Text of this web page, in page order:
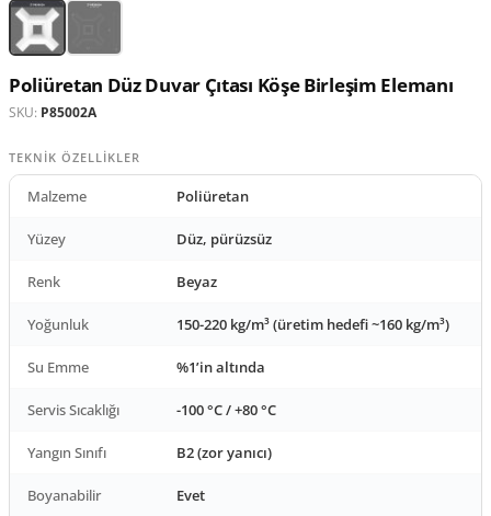
Poliüretan Düz Duvar Çıtası Köşe Birleşim Elemanı
SKU: P85002A
TEKNIK ÖZELLIKLER
Malzeme Poliüretan
Yüzey Düz, pürüzsüz
Renk Beyaz
Yoğunluk 150-220 kg/m³ (üretim hedefi ~160 kg/m³)
Su Emme %1’in altında
Servis Sıcaklığı -100 °C / +80 °C
Yangın Sınıfı B2 (zor yanıcı)
Boyanabilir Evet